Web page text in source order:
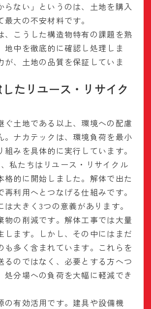
らない」というのは、土地を購入
大の不安材料です。
、こうした構造物特有の課題を熟
地中を徹底的に確認し処理しま
が、土地の品質を保証していま
たリユース・リサイク
ぐ土地である以上、環境への配慮
。ナカテックは、環境負荷を最小
組みを具体的に実行しています。
私たちはリユース・リサイクル
格的に開始しました。解体で出た
利用へとつなげる仕組みです。
は大きく3つの意義があります。
物の削減です。解体工事では大量
します。しかし、その中にはまだ
も多く含まれています。これらを
るのではなく、必要とする方へつ
処分場への負荷を大幅に軽減でき
の有効活用です。建具や設備機